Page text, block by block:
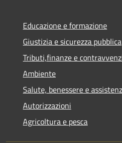
Educazione e formazione
Giustizia e sicurezza pubblica
Tributi,finanze e
Ambiente
Salute, benessere e
Autorizzazioni
Agricoltura e pesca